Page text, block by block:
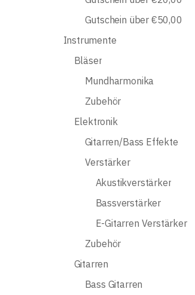
Gutschein über €50,00
Instrumente
Bläser
Mundharmonika
Zubehör
Elektronik
Gitarren/Bass Effekte
Verstärker
Akustikverstärker
Bassverstärker
E-Gitarren Verstärker
Zubehör
Gitarren
Bass Gitarren